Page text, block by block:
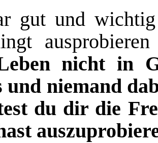
gut und
nicht in
und niemand
du dir die